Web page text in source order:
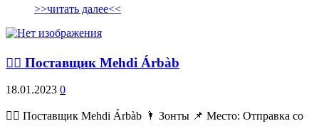
>>читать далее<<
💁‍♂ Поставщик Mehdi Árbàb
18.01.2023 0
💁‍♂ Поставщик Mehdi Árbàb 🌂 Зонты 📌 Место: Отправка со